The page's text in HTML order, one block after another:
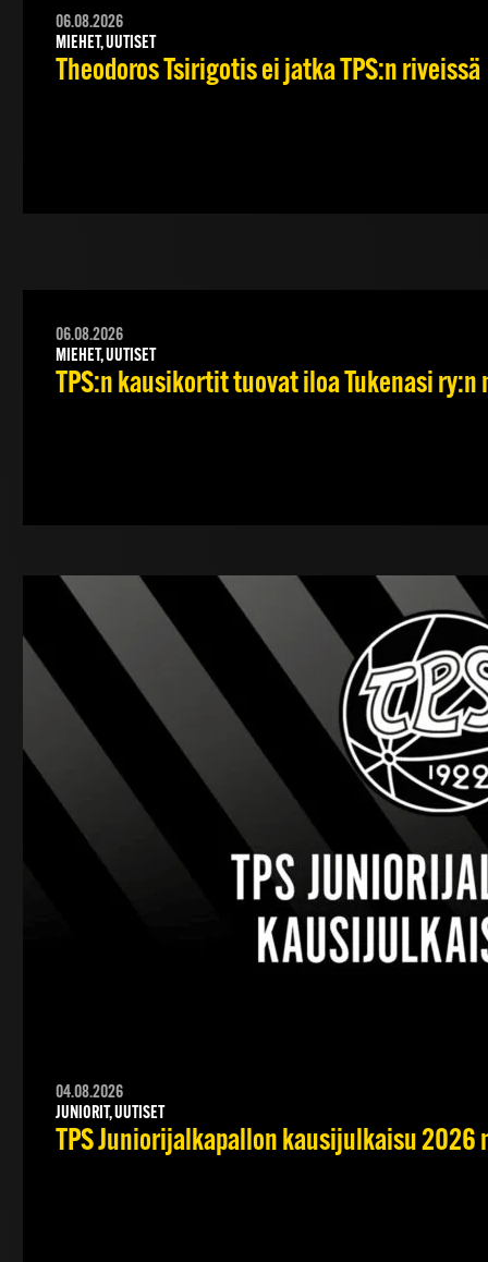
06.08.2026
MIEHET, UUTISET
Theodoros Tsirigotis ei jatka TPS:n riveissä
06.08.2026
MIEHET, UUTISET
TPS:n kausikortit tuovat iloa Tukenasi
04.08.2026
JUNIORIT, UUTISET
TPS Juniorijalkapallon kausijulkaisu 2026